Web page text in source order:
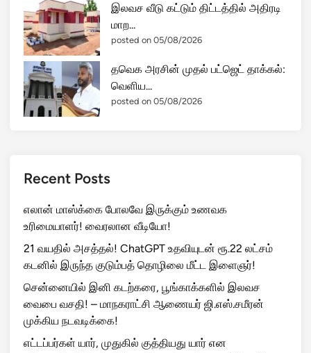
இலவச வீடு கட்டும் திட்டத்தில் அதிரடி
மாற...
posted on 05/08/2026
தவெக அரசின் முதல் பட்ஜெட் தாக்கல்:
வெளிய...
posted on 05/08/2026
Recent Posts
எலான் மாஸ்க்கை போலவே இருக்கும் உணவக
உரிமையாளர்! வைரலான வீடியோ!
21 வயதில் அசத்தல்! ChatGPT உதவியுடன் ரூ.22 லட்சம்
கடனில் இருந்த குடும்பத் தொழிலை மீட்ட இளைஞர்!
சென்னையில் இனி கடற்கரை, பூங்காக்களில் இலவச
வைபை வசதி! – மாநகராட்சி ஆணையர் ஜி.எஸ்.சமீரன்
முக்கிய நடவடிக்கை!
எட்டப்பர்கள் யார், முதுகில் குத்தியது யார் என